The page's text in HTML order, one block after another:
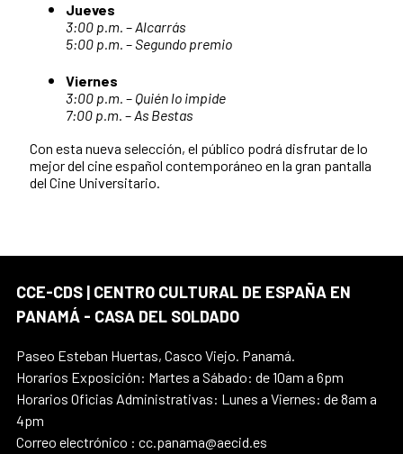
Jueves
3:00 p.m. –Alcarrás
5:00 p.m. –Segundo premio
Viernes
3:00 p.m. – Quién lo impide
7:00 p.m. –As Bestas
Con esta nueva selección, el público podrá disfrutar de lo
mejor del cine español contemporáneo en la gran pantalla
del Cine Universitario.
CCE-CDS | CENTRO CULTURAL DE ESPAÑA EN
PANAMÁ - CASA DEL SOLDADO
Paseo Esteban Huertas, Casco Viejo. Panamá.
Horarios Exposición: Martes a Sábado: de 10am a 6pm
Horarios Oficias Administrativas: Lunes a Viernes: de 8am a
4pm
Correo electrónico : cc.panama@aecid.es